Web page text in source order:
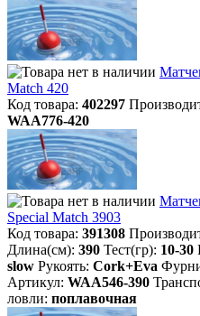
Match 420
Код товара: 402297
WAA776-420
Special Match 3903
Код товара: 391308
Длина(см): 390 Тест(гр): 10-30
slow Рукоять: Cork+Eva
Артикул: WAA546-390
ловли: поплавочная